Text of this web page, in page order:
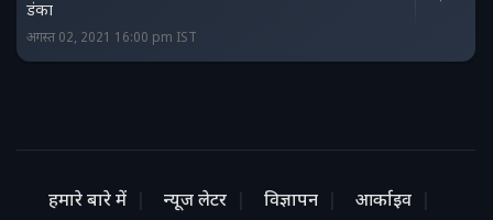
डंका
अगस्त 02, 2021 16:00 pm IST
हमारे बारे में न्यूज लेटर विज्ञापन
आर्काइव